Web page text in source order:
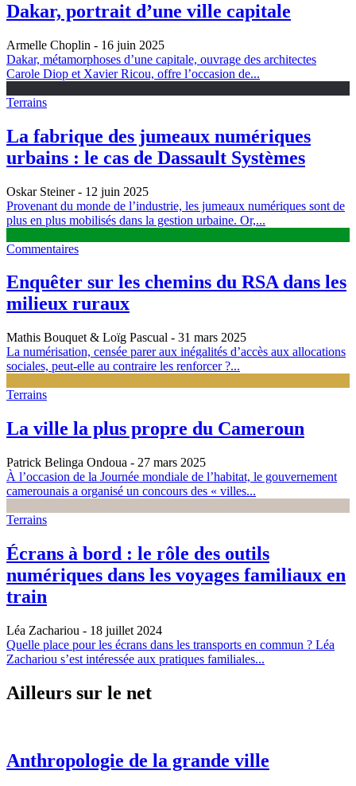
Dakar, portrait d’une ville capitale
Armelle Choplin - 16 juin 2025
Dakar, métamorphoses d’une capitale, ouvrage des architectes
Carole Diop et Xavier Ricou, offre l’occasion de...
Terrains
La fabrique des jumeaux numériques
urbains : le cas de Dassault Systèmes
Oskar Steiner- 12 juin 2025
Provenant du monde de l’industrie, les jumeaux numériques sont de
plus en plus mobilisés dans la gestion urbaine. Or,...
Commentaires
Enquêter sur les chemins du RSA dans les
milieux ruraux
Mathis Bouquet & Loïg Pascual - 31 mars 2025
La numérisation, censée parer aux inégalités d’accès aux allocations
sociales, peut-elle au contraire les renforcer ?...
Terrains
La ville la plus propre du Cameroun
Patrick Belinga Ondoua - 27 mars 2025
À l’occasion de la Journée mondiale de l’habitat, le gouvernement
camerounais a organisé un concours des « villes...
Terrains
Écrans à bord : le rôle des outils
numériques dans les voyages familiaux en
train
Léa Zachariou - 18 juillet 2024
Quelle place pour les écrans dans les transports en commun ? Léa
Zachariou s’est intéressée aux pratiques familiales...
Ailleurs sur le net
Anthropologie de la grande ville